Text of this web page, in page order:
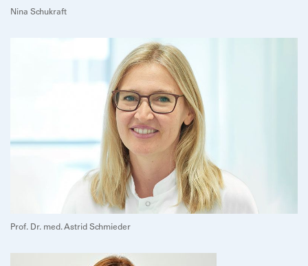
Nina Schukraft
Prof. Dr. med. Astrid Schmieder